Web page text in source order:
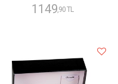
1149 ,90 TL